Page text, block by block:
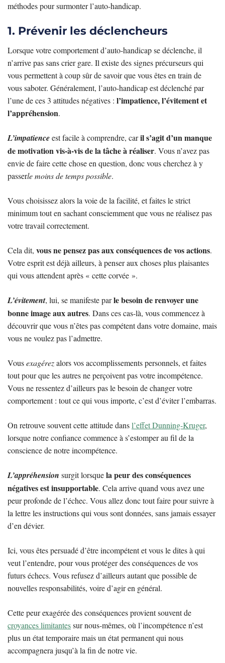
méthodes pour surmonter l’auto-handicap.
1. Prévenir les déclencheurs
Lorsque votre comportement d’auto-handicap se déclenche, il
n’arrive pas sans crier gare. Il existe des signes précurseurs qui
vous permettent à coup sûr de savoir que vous êtes en train de
vous saboter. Généralement, l’auto-handicap est déclenché par
l’une de ces 3 attitudes négatives : l’impatience, l’évitement et
l’appréhension.
L’impatienceest facile à comprendre, caril s’agit d’un manque
de motivation vis-à-vis de la tâche à réaliser. Vous n’avez pas
envie de faire cette chose en question, donc vous cherchez à y
passerle moins de temps possible.
Vous choisissez alors la voie de la facilité, et faites le strict
minimum tout en sachant consciemment que vous ne réalisez pas
votre travail correctement.
Cela dit, vous ne pensez pas aux conséquences de vos actions.
Votre esprit est déjà ailleurs, à penser aux choses plus plaisantes
qui vous attendent après « cette corvée ».
L’évitement, lui, se manifeste parle besoin de renvoyer une
bonne image aux autres. Dans ces cas-là, vous commencez à
découvrir que vous n’êtes pas compétent dans votre domaine, mais
vous ne voulez pas l’admettre.
Vousexagérezalors vos accomplissements personnels, et faites
tout pour que les autres ne perçoivent pas votre incompétence.
Vous ne ressentez d’ailleurs pas le besoin de changer votre
comportement : tout ce qui vous importe, c’est d’éviter l’embarras.
On retrouve souvent cette attitude dansl’effet Dunning-Kruger,
lorsque notre confiance commence à s’estomper au fil de la
conscience de notre incompétence.
L’appréhension surgit lorsquela peur des conséquences
négatives est insupportable. Cela arrive quand vous avez une
peur profonde de l’échec. Vous allez donc tout faire pour suivre à
la lettre les instructions qui vous sont données, sans jamais essayer
d’en dévier.
Ici, vous êtes persuadé d’être incompétent et vous le dites à qui
veut l’entendre, pour vous protéger des conséquences de vos
futurs échecs. Vous refusez d’ailleurs autant que possible de
nouvelles responsabilités, voire d’agir en général.
Cette peur exagérée des conséquences provient souvent de
croyances limitantessur nous-mêmes, où l’incompétence n’est
plus un état temporaire mais un état permanent qui nous
accompagnera jusqu’à la fin de notre vie.